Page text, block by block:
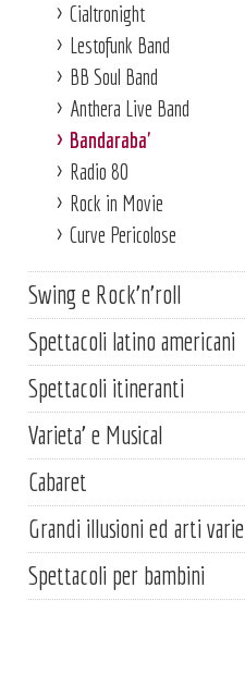
Cialtronight
Lestofunk Band
BB Soul Band
Anthera Live Band
Bandaraba'
Radio 80
Rock in Movie
Curve Pericolose
Swing e Rock'n'roll
Spettacoli latino americani
Spettacoli itineranti
Varieta' e Musical
Cabaret
Grandi illusioni ed arti varie
Spettacoli per bambini